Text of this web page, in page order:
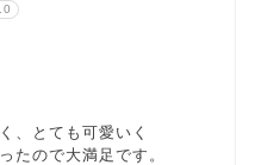
、とても可愛いく
たので大満足です。